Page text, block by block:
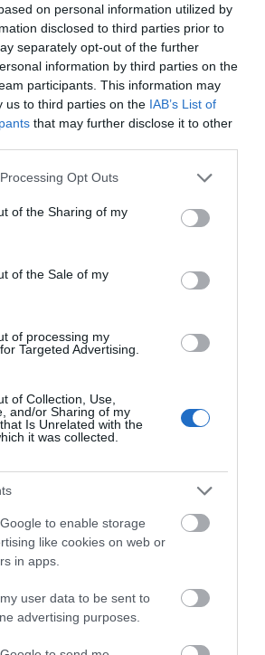
on personal information utilized by
disclosed to third parties prior to
separately opt-out of the further
information by third parties on the
participants. This information may
us to third parties on the IAB’s List of
that may further disclose it to other
website/app uses one or more Google
or usage behaviour. You may click to
to Google and its third-party tags to
specified purposes in below Google
Opt Outs
of the Sharing of my
of the Sale of my
of processing my
Targeted Advertising.
of Collection, Use,
and/or Sharing of my
Is Unrelated with the
it was collected.
to enable storage
like cookies on web or
in apps.
user data to be sent to
advertising purposes.
kívánt méretek mindegyikéből titokban
meg, és azonnal selejtező körön
a 20 legjobb készlet jutott tovább a teljes...
a használtpiacon
márka Amint a Data House fenti
leszámítva – amikor kevesebb
cserélt gazdát, mint az elmúlt két év első...